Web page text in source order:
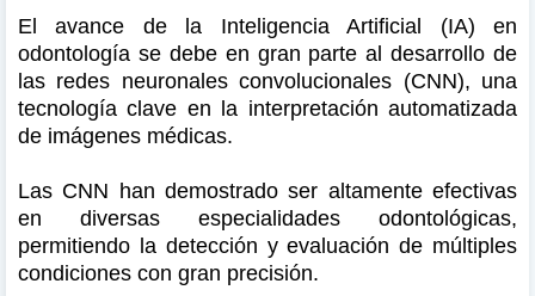
El avance de la Inteligencia Artificial (IA) en
odontología se debe en gran parte al desarrollo de
las redes neuronales convolucionales (CNN), una
tecnología clave en la interpretación automatizada
de imágenes médicas.
Las CNN han demostrado ser altamente efectivas
en diversas especialidades odontológicas,
permitiendo la detección y evaluación de múltiples
condiciones con gran precisión.